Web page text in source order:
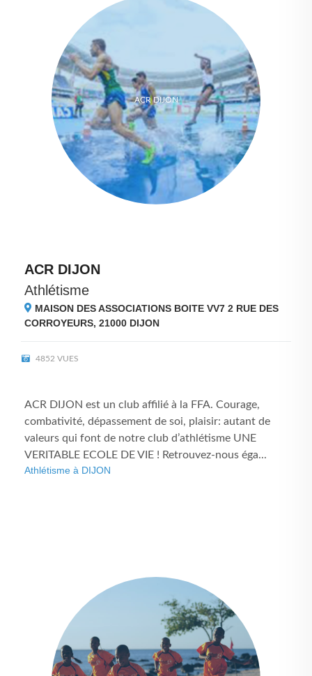
ACR DIJON
ACR DIJON
Athlétisme
MAISON DES ASSOCIATIONS BOITE VV7 2 RUE DES
CORROYEURS, 21000 DIJON
4852 VUES
ACR DIJON est un club affilié à la FFA. Courage,
combativité, dépassement de soi, plaisir: autant de
valeurs qui font de notre club d’athlétisme UNE
VERITABLE ECOLE DE VIE ! Retrouvez-nous éga...
Athlétisme à DIJON